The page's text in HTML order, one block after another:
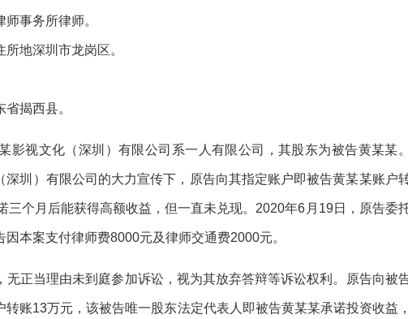
事务所律师。
地深圳市龙岗区。
揭西县。
影视文化（深圳）有限公司系一人有限公司，其股东为被告黄某某。
圳）有限公司的大力宣传下，原告向其指定账户即被告黄某某账户
三个月后能获得高额收益，但一直未兑现。2020年6月19日，原告委
本案支付律师费8000元及律师交通费2000元。
无正当理由未到庭参加诉讼，视为其放弃答辩等诉讼权利。原告向被
账13万元，该被告唯一股东法定代表人即被告黄某某承诺投资收益，